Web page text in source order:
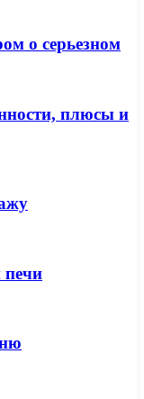
о серьезном
плюсы и
печи